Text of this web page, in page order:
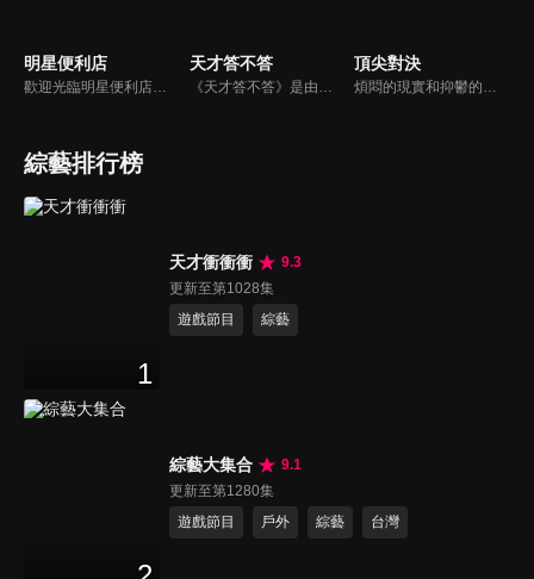
明星便利店
歡迎光臨明星便利店！你覺得便利店裡面有什麼？關東煮？茶葉蛋？還是讓你尖叫的大明星？一家擁有明星的便利店，到底有多稀奇，你會不會想要光臨呢？
天才答不答
《天才答不答》是由吳宗憲和吳怡霈共同主持的益智節目。節目設立高額的獎金來考驗藝人們真實的人性，同時將題目立體化，讓你身歷其境去冒險答題。更有哪些出乎意料的處罰，讓藝人羞愧的不想再答錯！一個最接近「人性」與「真實」的益智節目，現在就讓吳宗憲帶你輕鬆玩轉知識。
頂尖對決
煩悶的現實和抑鬱的社會，你需要的就是笑、大聲笑、開口笑，《頂尖對決》就要你笑到落ㄟ骸，最具綜藝實力的庹宗康，和喜感十足的納豆各自領軍對抗，藝人搞笑pk笑果十足，《頂尖對決》讓你忘掉一週煩惱！
綜藝排行榜
1
天才衝衝衝
9.3
更新至第1028集
遊戲節目
綜藝
綜藝大集合
9.1
更新至第1280集
遊戲節目
戶外 綜藝 台灣